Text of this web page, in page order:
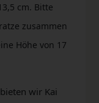
cm. Bitte
zusammen
Höhe von 17
wir Kai